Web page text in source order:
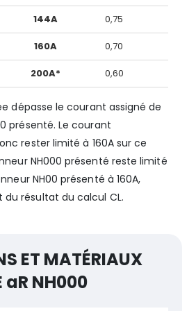
144A 0,75
160A 0,70
200A* 0,60
dépasse le courant assigné de
présenté. Le courant
rester limité à 160A sur ce
NH000 présenté reste limité
NH00 présenté à 160A,
résultat du calcul CL.
ET MATÉRIAUX
aR NH000